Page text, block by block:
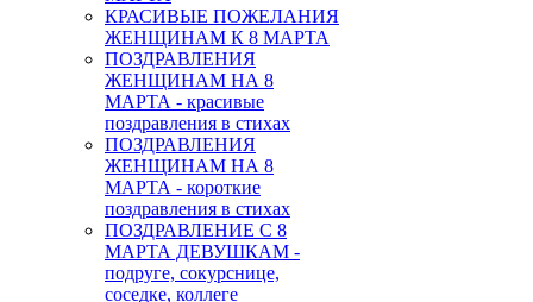
КРАСИВЫЕ ПОЖЕЛАНИЯ
ЖЕНЩИНАМ К 8 МАРТА
ПОЗДРАВЛЕНИЯ
ЖЕНЩИНАМ НА 8
МАРТА - красивые
поздравления в стихах
ПОЗДРАВЛЕНИЯ
ЖЕНЩИНАМ НА 8
МАРТА - короткие
поздравления в стихах
ПОЗДРАВЛЕНИЕ С 8
МАРТА ДЕВУШКАМ -
подруге, сокурснице,
соседке, коллеге